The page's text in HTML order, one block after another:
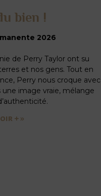
bien !
2026
de Perry Taylor ont su
et nos gens. Tout en
Perry nous croque avec
image vraie, mélange
+ »